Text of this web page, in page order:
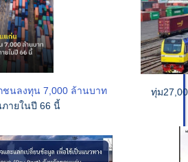
ชนลงทุน 7,000 ล้านบาท
ายในปี 66 นี้
ทุ่ม